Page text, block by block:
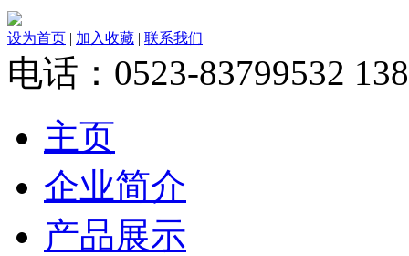
设为首页 | 加入收藏 | 联系我们
电话：0523-83799532
主页
企业简介
产品展示